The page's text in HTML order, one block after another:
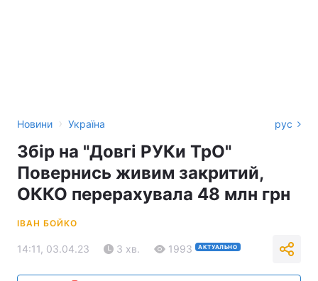
Новини › Україна рус
Збір на "Довгі РУКи ТрО"
Повернись живим закритий,
ОККО перерахувала 48 млн грн
ІВАН БОЙКО
14:11, 03.04.23 3 хв. 1993 АКТУАЛЬНО